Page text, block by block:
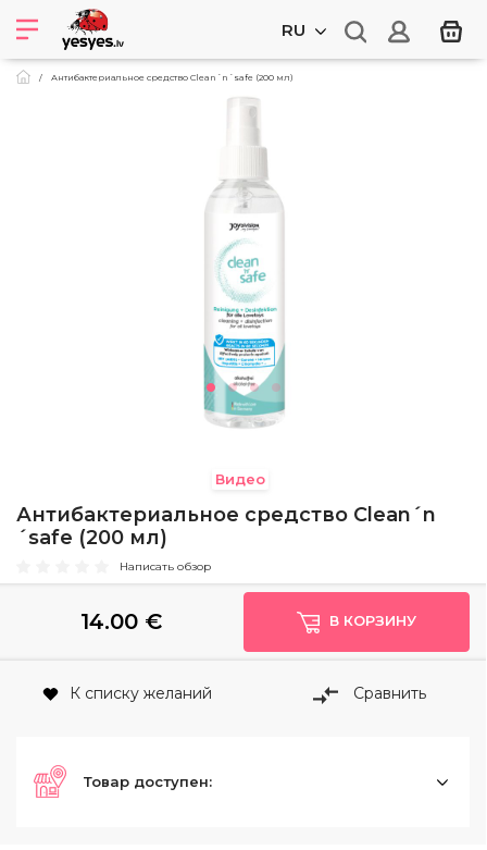
RU
Антибактериальное средство Clean´n´safe (200 мл)
Видео
Антибактериальное средство Clean´n
´safe (200 мл)
Написать обзор
14.00 € В КОРЗИНУ
К списку желаний Сравнить
Товар доступен: